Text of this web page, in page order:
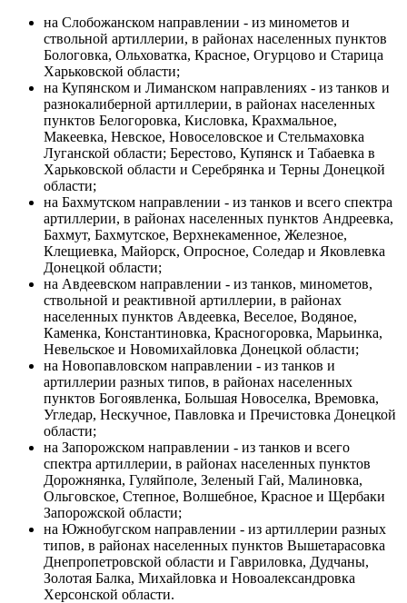
на Слобожанском направлении - из минометов и
ствольной артиллерии, в районах населенных пунктов
Бологовка, Ольховатка, Красное, Огурцово и Старица
Харьковской области;
на Купянском и Лиманском направлениях - из танков и
разнокалиберной артиллерии, в районах населенных
пунктов Белогоровка, Кисловка, Крахмальное,
Макеевка, Невское, Новоселовское и Стельмаховка
Луганской области; Берестово, Купянск и Табаевка в
Харьковской области и Серебрянка и Терны Донецкой
области;
на Бахмутском направлении - из танков и всего спектра
артиллерии, в районах населенных пунктов Андреевка,
Бахмут, Бахмутское, Верхнекаменное, Железное,
Клещиевка, Майорск, Опросное, Соледар и Яковлевка
Донецкой области;
на Авдеевском направлении - из танков, минометов,
ствольной и реактивной артиллерии, в районах
населенных пунктов Авдеевка, Веселое, Водяное,
Каменка, Константиновка, Красногоровка, Марьинка,
Невельское и Новомихайловка Донецкой области;
на Новопавловском направлении - из танков и
артиллерии разных типов, в районах населенных
пунктов Богоявленка, Большая Новоселка, Времовка,
Угледар, Нескучное, Павловка и Пречистовка Донецкой
области;
на Запорожском направлении - из танков и всего
спектра артиллерии, в районах населенных пунктов
Дорожнянка, Гуляйполе, Зеленый Гай, Малиновка,
Ольговское, Степное, Волшебное, Красное и Щербаки
Запорожской области;
на Южнобугском направлении - из артиллерии разных
типов, в районах населенных пунктов Вышетарасовка
Днепропетровской области и Гавриловка, Дудчаны,
Золотая Балка, Михайловка и Новоалександровка
Херсонской области.